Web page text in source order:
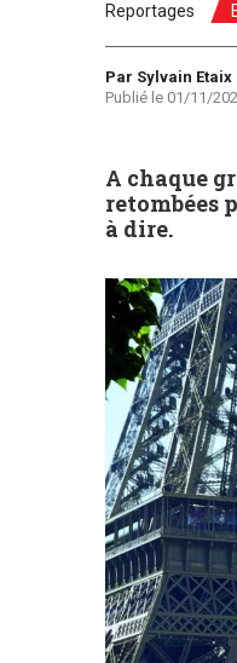
Reportages
Auteur
Par Sylvain Etaix
Publié le 01/11/
A chaque
retombées
à dire.